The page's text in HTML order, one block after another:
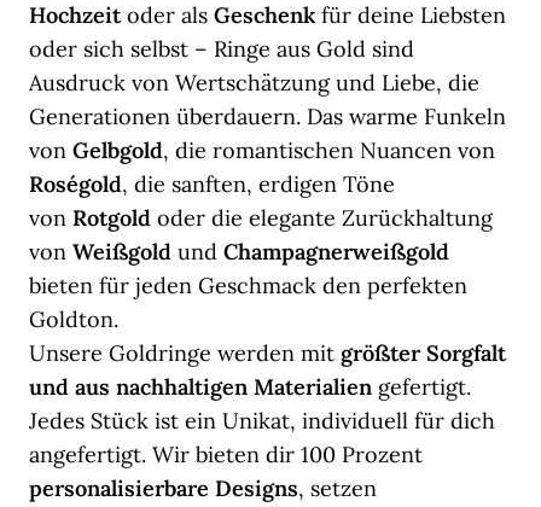
Hochzeitoder als Geschenk für deine Liebsten
oder sich selbst – Ringe aus Gold sind
Ausdruck von Wertschätzung und Liebe, die
Generationen überdauern. Das warme Funkeln
von Gelbgold, die romantischen Nuancen von
Roségold, die sanften, erdigen Töne
von Rotgold oder die elegante Zurückhaltung
von Weißgold und Champagnerweißgold
bieten für jeden Geschmack den perfekten
Goldton.
Unsere Goldringe werden mit größter Sorgfalt
und aus nachhaltigen Materialien gefertigt.
Jedes Stück ist ein Unikat, individuell für dich
angefertigt. Wir bieten dir 100 Prozent
personalisierbare Designs, setzen